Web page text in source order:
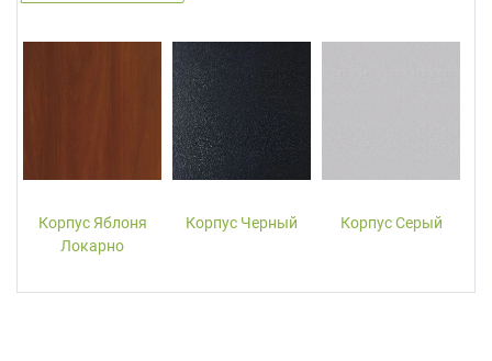
Корпус Яблоня
Локарно
Корпус Черный Корпус Серый